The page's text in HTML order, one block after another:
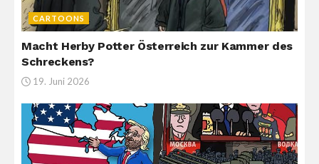
CARTOONS
Macht Herby Potter Österreich zur Kammer des
Schreckens?
19. Juni 2026